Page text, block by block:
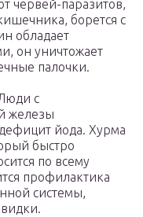
червей-паразитов,
борется с
обладает
он уничтожает
палочки.
с
железы
йода. Хурма
быстро
по всему
профилактика
системы,